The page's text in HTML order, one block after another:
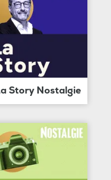
Story Nostalgie